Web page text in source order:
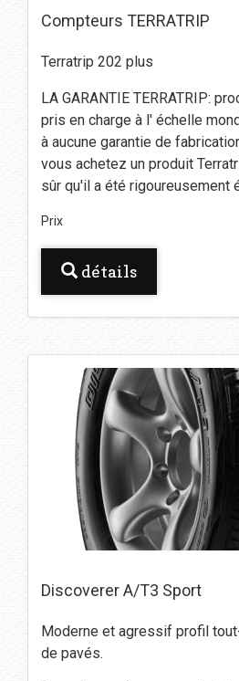
Compteurs TERRATRIP
Terratrip 202 plus
LA GARANTIE TERRATRIP:
pris en charge à l' échelle
à aucune garantie de
vous achetez un produit
sûr qu'il a été rigoureusement
Prix
détails
Discoverer A/T3 Sport
Moderne et agressif profil
de pavés.